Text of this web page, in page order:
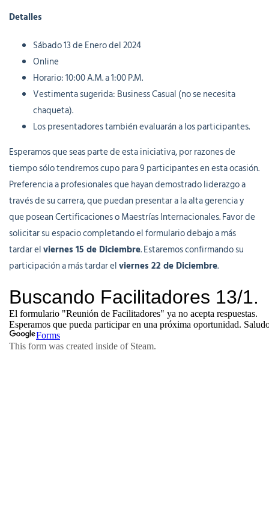
Detalles
Sábado 13 de Enero del 2024
Online
Horario: 10:00 A.M. a 1:00 P.M.
Vestimenta sugerida: Business Casual (no se necesita
chaqueta).
Los presentadores también evaluarán a los participantes.
Esperamos que seas parte de esta iniciativa, por razones de
tiempo sólo tendremos cupo para 9 participantes en esta ocasión.
Preferencia a profesionales que hayan demostrado liderazgo a
través de su carrera, que puedan presentar a la alta gerencia y
que posean Certificaciones o Maestrías Internacionales. Favor de
solicitar su espacio completando el formulario debajo a más
tardar elviernes 15 de Diciembre. Estaremos confirmando su
participación a más tardar elviernes 22 de Diciembre.